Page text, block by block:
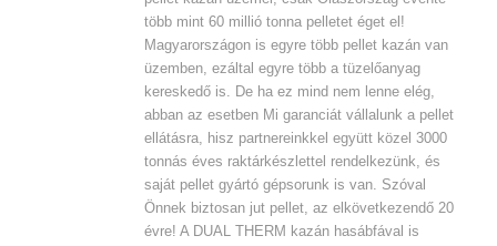
több mint 60 millió tonna pelletet éget el!
Magyarországon is egyre több pellet kazán van
üzemben, ezáltal egyre több a tüzelőanyag
kereskedő is. De ha ez mind nem lenne elég,
abban az esetben Mi garanciát vállalunk a pellet
ellátásra, hisz partnereinkkel együtt közel 3000
tonnás éves raktárkészlettel rendelkezünk, és
saját pellet gyártó gépsorunk is van. Szóval
Önnek biztosan jut pellet, az elkövetkezendő 20
évre! A DUAL THERM kazán hasábfával is